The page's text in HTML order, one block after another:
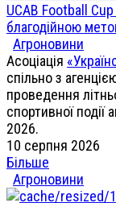
UCAB Football Cup
благодійною
Агроновини
Асоціація
спільно з
проведення
спортивної події
2026.
10 серпня 2026
Більше
Агроновини